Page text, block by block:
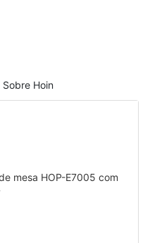
Sobre Hoin